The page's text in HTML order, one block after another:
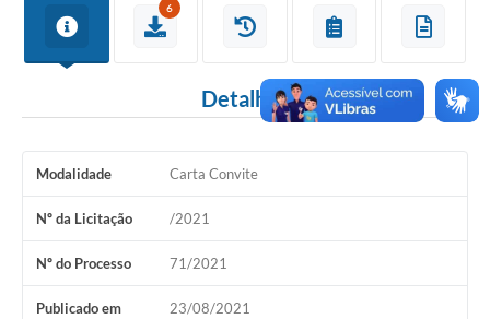
Carta de Serviços
PROCON
LGPD
Sugestões
6
Detalhes
Modalidade Carta Convite
Nº da Licitação /2021
Nº do Processo 71/2021
Publicado em 23/08/2021